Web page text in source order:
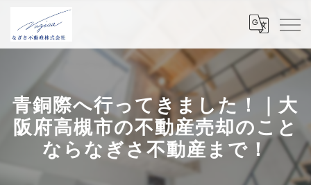
青銅際へ行ってきました！｜大
阪府高槻市の不動産売却のこと
ならなぎさ不動産まで！